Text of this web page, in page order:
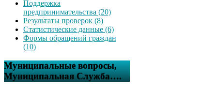
Поддержка
предпринимательства (20)
Результаты проверок (8)
Статистические данные (6)
Формы обращений граждан
(10)
Муниципальные вопросы,
Муниципальная Служба….